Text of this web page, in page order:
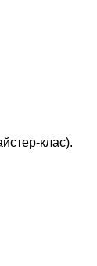
клас).